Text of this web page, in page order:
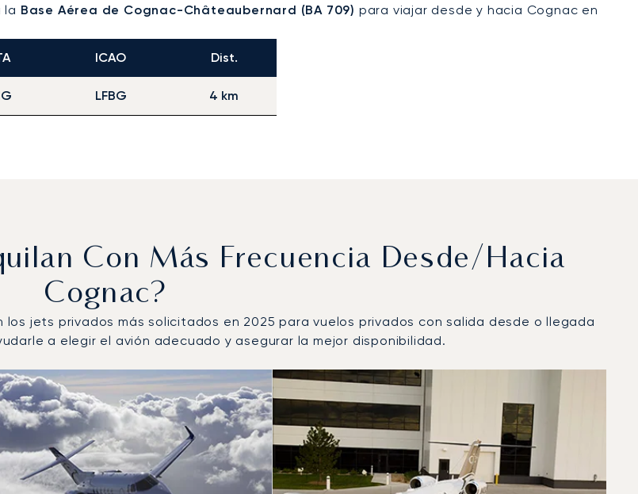
la Base Aérea de Cognac-Châteaubernard (BA 709) para viajar desde y hacia Cognac en
ICAO Dist.
LFBG 4 km
Con Más Frecuencia Desde/hacia
Cognac?
jets privados más solicitados en 2025 para vuelos privados con salida desde o llegada
a elegir el avión adecuado y asegurar la mejor disponibilidad.
movimientos de vuelo en 2025